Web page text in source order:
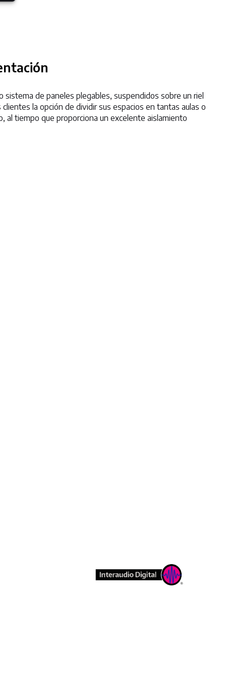
de paneles plegables, suspendidos sobre un riel
la opción de dividir sus espacios en tantas aulas o
al tiempo que proporciona un excelente aislamiento